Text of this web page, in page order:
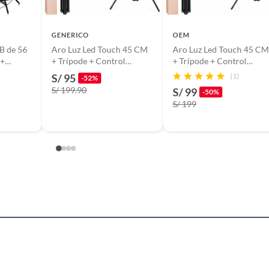
de 56
GENERICO
Aro Luz Led Touch 45 CM
+ Trípode + Control
Remoto para 3 Celulares
S/ 95 -52%
S/ 199.90
OEM
Aro Luz Led Touch 45 CM
+ Trípode + Control
Remoto para 3 Celulares
(1)
S/ 99 -50%
S/ 199